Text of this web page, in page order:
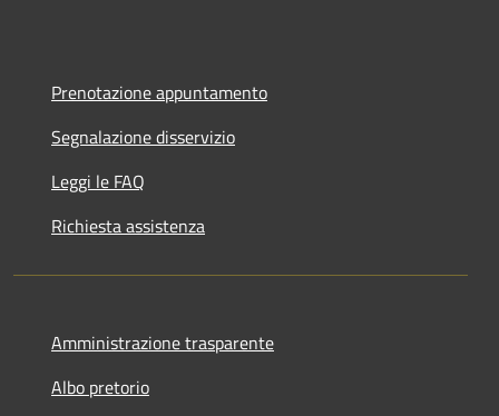
Prenotazione appuntamento
Segnalazione disservizio
Leggi le FAQ
Richiesta assistenza
Amministrazione trasparente
Albo pretorio